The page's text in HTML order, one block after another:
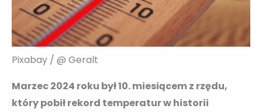
Pixabay / @ Geralt
Marzec 2024 roku był 10. miesiącem z rzędu,
który pobił rekord temperatur w historii